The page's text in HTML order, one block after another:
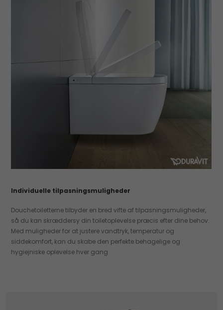
Individuelle tilpasningsmuligheder
Douchetoiletterne tilbyder en bred vifte af tilpasningsmuligheder,
så du kan skræddersy din toiletoplevelse præcis efter dine behov.
Med muligheder for at justere vandtryk, temperatur og
siddekomfort, kan du skabe den perfekte behagelige og
hygiejniske oplevelse hver gang